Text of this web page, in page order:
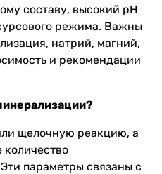
составу, высокий pH
режима. Важны
натрий, магний,
и рекомендации
щелочную реакцию, а
параметры связаны с